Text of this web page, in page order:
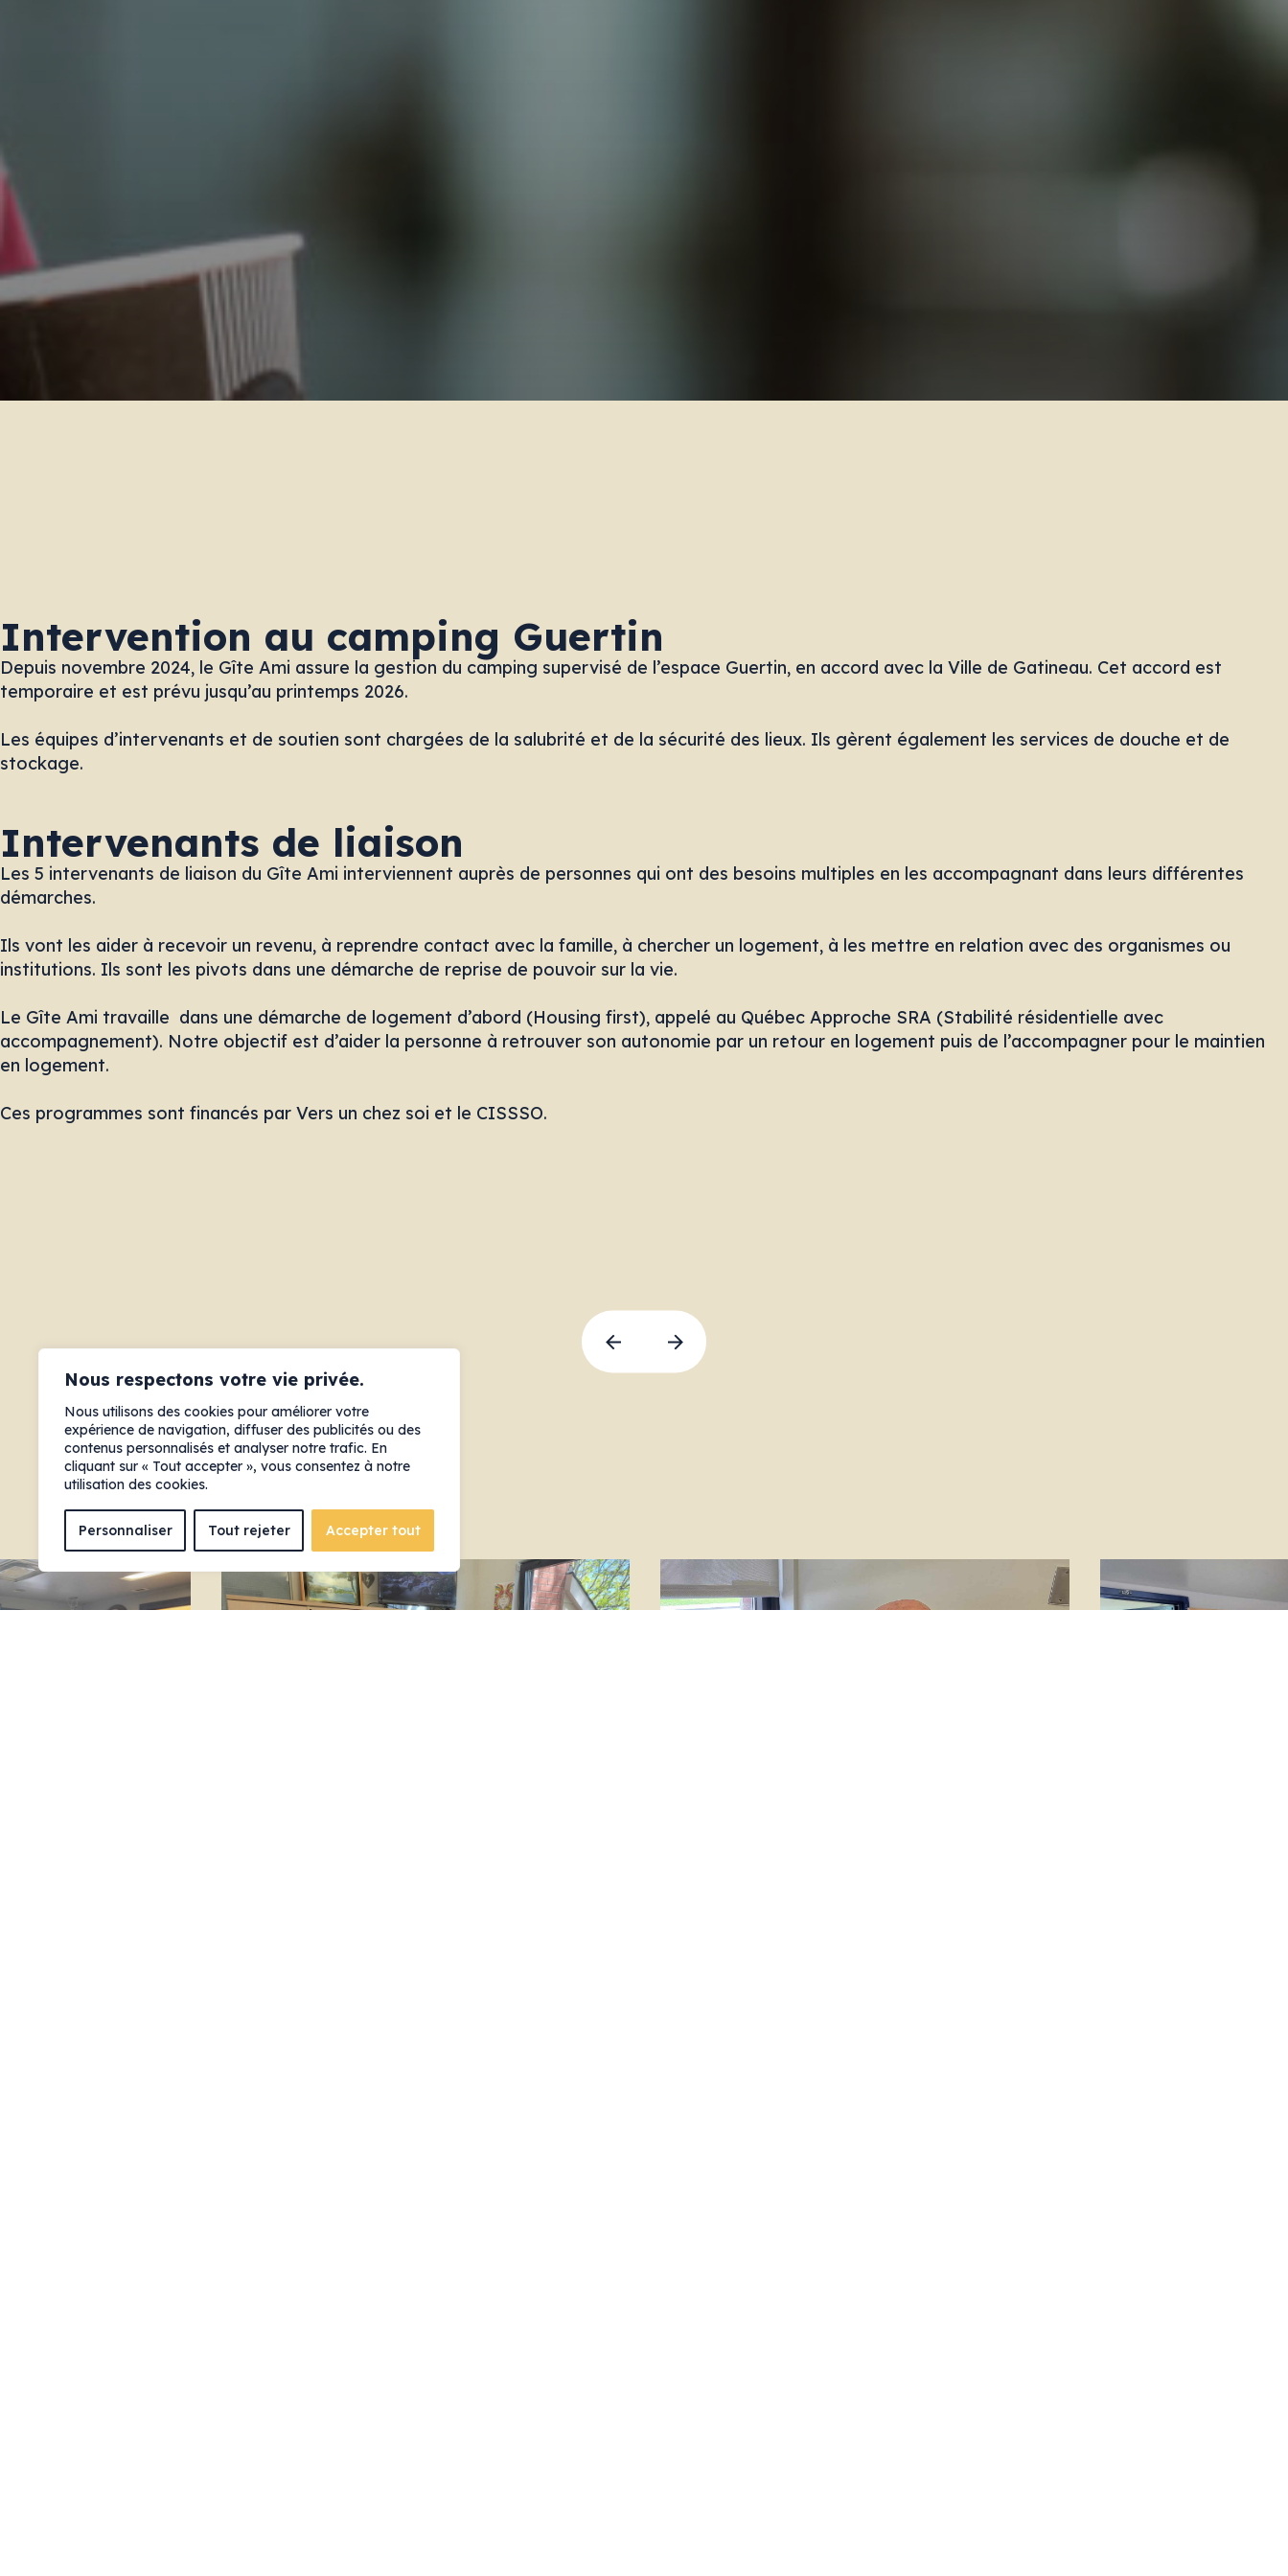
Nous respectons votre vie privée.
Nous utilisons des cookies pour améliorer votre
expérience de navigation, diffuser des publicités ou des
contenus personnalisés et analyser notre trafic. En
cliquant sur « Tout accepter », vous consentez à notre
utilisation des cookies.
Personnaliser Tout rejeter Accepter tout
Intervention au camping Guertin
Depuis novembre 2024, le Gîte Ami assure la gestion du camping supervisé de l’espace Guertin, en accord avec la Ville de Gatineau. Cet accord est
temporaire et est prévu jusqu’au printemps 2026.
Les équipes d’intervenants et de soutien sont chargées de la salubrité et de la sécurité des lieux. Ils gèrent également les services de douche et de
stockage.
Intervenants de liaison
Les 5 intervenants de liaison du Gîte Ami interviennent auprès de personnes qui ont des besoins multiples en les accompagnant dans leurs différentes
démarches.
Ils vont les aider à recevoir un revenu, à reprendre contact avec la famille, à chercher un logement, à les mettre en relation avec des organismes ou
institutions. Ils sont les pivots dans une démarche de reprise de pouvoir sur la vie.
Le Gîte Ami travaille dans une démarche de logement d’abord (Housing first), appelé au Québec Approche SRA (Stabilité résidentielle avec
accompagnement). Notre objectif est d’aider la personne à retrouver son autonomie par un retour en logement puis de l’accompagner pour le maintien
en logement.
Ces programmes sont financés par Vers un chez soi et le CISSSO.